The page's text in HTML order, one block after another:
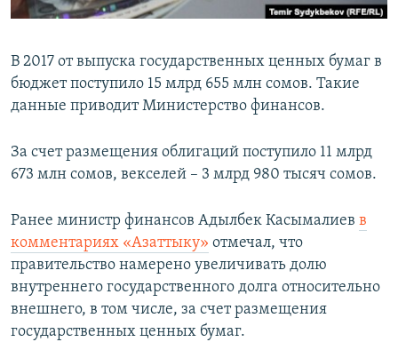
В 2017 от выпуска государственных ценных бумаг в
бюджет поступило 15 млрд 655 млн сомов. Такие
данные приводит Министерство финансов.
За счет размещения облигаций поступило 11 млрд
673 млн сомов, векселей – 3 млрд 980 тысяч сомов.
Ранее министр финансов Адылбек Касымалиев в
комментариях «Азаттыку» отмечал, что
правительство намерено увеличивать долю
внутреннего государственного долга относительно
внешнего, в том числе, за счет размещения
государственных ценных бумаг.